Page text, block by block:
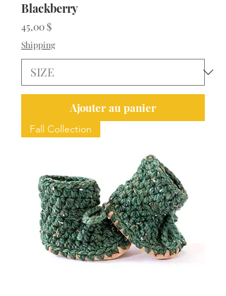
Blackberry
Prix
45,00 $
Shipping
Ajouter au panier
Fall Collection